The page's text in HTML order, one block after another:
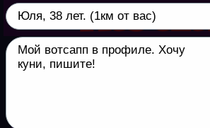
Юля, 38
Мой
Юля, 38 лет. (1км от вас)
Мой вотсапп в профиле. Хочу
куни, пишите!